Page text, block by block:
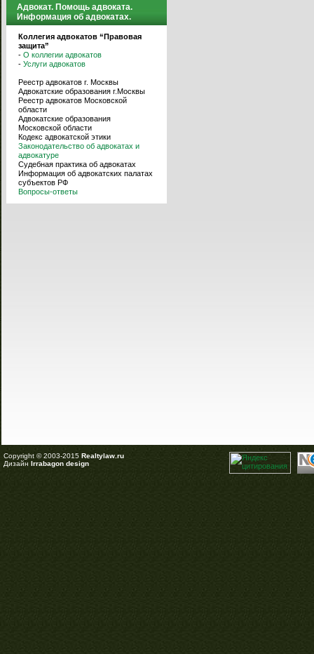
Адвокат. Помощь адвоката.
Информация об адвокатах.
Коллегия адвокатов “Правовая
защита”
- О коллегии адвокатов
- Услуги адвокатов
Реестр адвокатов г. Москвы
Адвокатские образования г.Москвы
Реестр адвокатов Московской
области
Адвокатские образования
Московской области
Кодекс адвокатской этики
Законодательство об адвокатах и
адвокатуре
Судебная практика об адвокатах
Информация об адвокатских палатах
субъектов РФ
Вопросы-ответы
Copyright © 2003-2015 Realtylaw.ru
Дизайн Irrabagon design